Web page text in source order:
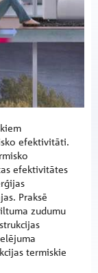
efektivitāti.
efektivitātes
Praksē
zudumu
termiskie